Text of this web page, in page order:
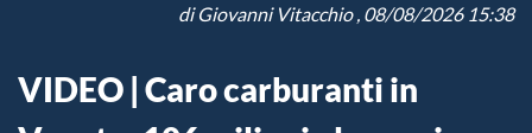
diGiovanni Vitacchio, 08/08/2026 15:38
VIDEO | Caro carburanti in